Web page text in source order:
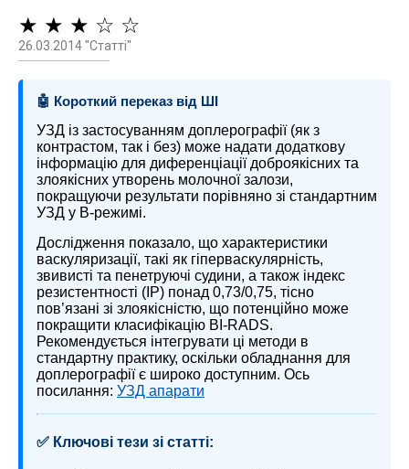
★ ★ ★ ☆ ☆
26.03.2014 "Статті"
🤖 Короткий переказ від ШІ
УЗД із застосуванням доплерографії (як з
контрастом, так і без) може надати додаткову
інформацію для диференціації доброякісних та
злоякісних утворень молочної залози,
покращуючи результати порівняно зі стандартним
УЗД у В-режимі.
Дослідження показало, що характеристики
васкуляризації, такі як гіперваскулярність,
звивисті та пенетруючі судини, а також індекс
резистентності (ІР) понад 0,73/0,75, тісно
пов’язані зі злоякісністю, що потенційно може
покращити класифікацію BI-RADS.
Рекомендується інтегрувати ці методи в
стандартну практику, оскільки обладнання для
доплерографії є широко доступним. Ось
посилання: УЗД апарати
✅ Ключові тези зі статті: